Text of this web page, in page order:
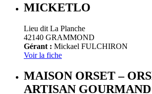
MICKETLO
Lieu dit La Planche
42140 GRAMMOND
Gérant : Mickael FULCHIRON
Voir la fiche
MAISON ORSET –
ARTISAN GOURMAND